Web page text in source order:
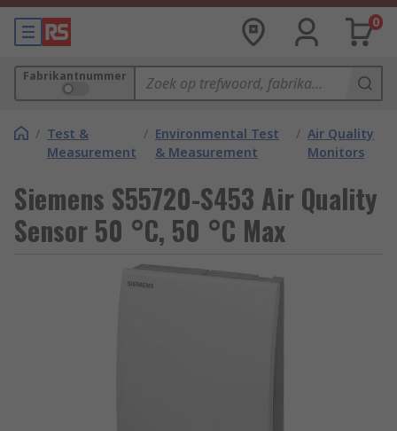
0
Fabrikantnummer
/ Test &
Measurement
/ Environmental Test
& Measurement
/ Air Quality
Monitors
Siemens S55720-S453 Air Quality
Sensor 50 °C, 50 °C Max